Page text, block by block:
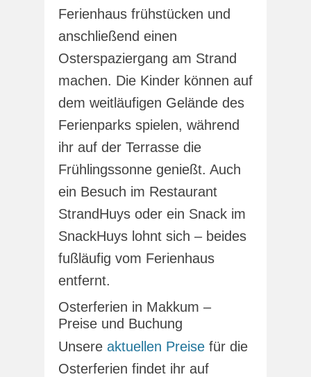
Ferienhaus frühstücken und
anschließend einen
Osterspaziergang am Strand
machen. Die Kinder können auf
dem weitläufigen Gelände des
Ferienparks spielen, während
ihr auf der Terrasse die
Frühlingssonne genießt. Auch
ein Besuch im Restaurant
StrandHuys oder ein Snack im
SnackHuys lohnt sich – beides
fußläufig vom Ferienhaus
entfernt.
Osterferien in Makkum –
Preise und Buchung
Unsere aktuellen Preise für die
Osterferien findet ihr auf